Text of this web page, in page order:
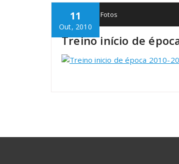
11
Out, 2010
CRUAl Fotos
Treino início de